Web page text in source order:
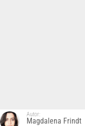
Autor:
Magdalena Frindt